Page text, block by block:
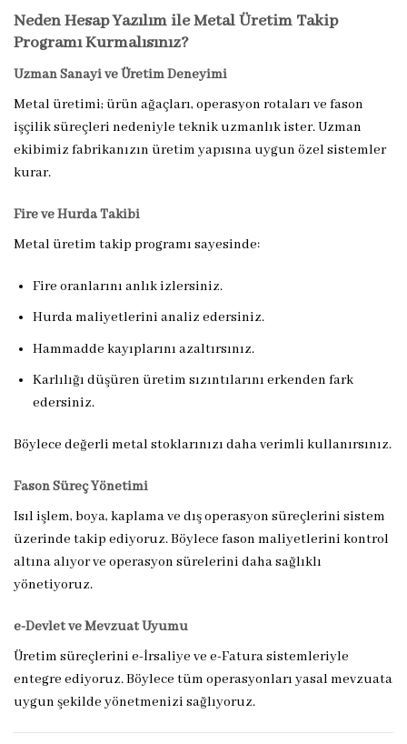
Neden Hesap Yazılım ile Metal Üretim Takip
Programı Kurmalısınız?
Uzman Sanayi ve Üretim Deneyimi
Metal üretimi; ürün ağaçları, operasyon rotaları ve fason
işçilik süreçleri nedeniyle teknik uzmanlık ister. Uzman
ekibimiz fabrikanızın üretim yapısına uygun özel sistemler
kurar.
Fire ve Hurda Takibi
Metal üretim takip programı sayesinde:
Fire oranlarını anlık izlersiniz.
Hurda maliyetlerini analiz edersiniz.
Hammadde kayıplarını azaltırsınız.
Karlılığı düşüren üretim sızıntılarını erkenden fark
edersiniz.
Böylece değerli metal stoklarınızı daha verimli kullanırsınız.
Fason Süreç Yönetimi
Isıl işlem, boya, kaplama ve dış operasyon süreçlerini sistem
üzerinde takip ediyoruz. Böylece fason maliyetlerini kontrol
altına alıyor ve operasyon sürelerini daha sağlıklı
yönetiyoruz.
e-Devlet ve Mevzuat Uyumu
Üretim süreçlerini e-İrsaliye ve e-Fatura sistemleriyle
entegre ediyoruz. Böylece tüm operasyonları yasal mevzuata
uygun şekilde yönetmenizi sağlıyoruz.